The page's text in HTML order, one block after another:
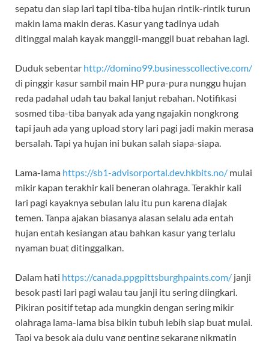
sepatu dan siap lari tapi tiba-tiba hujan rintik-rintik turun
makin lama makin deras. Kasur yang tadinya udah
ditinggal malah kayak manggil-manggil buat rebahan lagi.
Duduk sebentar http://domino99.businesscollective.com/
di pinggir kasur sambil main HP pura-pura nunggu hujan
reda padahal udah tau bakal lanjut rebahan. Notifikasi
sosmed tiba-tiba banyak ada yang ngajakin nongkrong
tapi jauh ada yang upload story lari pagi jadi makin merasa
bersalah. Tapi ya hujan ini bukan salah siapa-siapa.
Lama-lama https://sb1-advisorportal.dev.hkbits.no/ mulai
mikir kapan terakhir kali beneran olahraga. Terakhir kali
lari pagi kayaknya sebulan lalu itu pun karena diajak
temen. Tanpa ajakan biasanya alasan selalu ada entah
hujan entah kesiangan atau bahkan kasur yang terlalu
nyaman buat ditinggalkan.
Dalam hati https://canada.ppgpittsburghpaints.com/ janji
besok pasti lari pagi walau tau janji itu sering diingkari.
Pikiran positif tetap ada mungkin dengan sering mikir
olahraga lama-lama bisa bikin tubuh lebih siap buat mulai.
Tapi ya besok aja dulu yang penting sekarang nikmatin